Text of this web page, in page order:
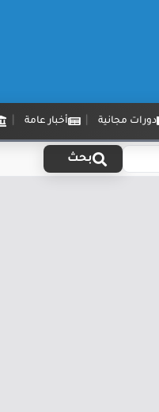
دورات مجانية أخبار عامة
بحث